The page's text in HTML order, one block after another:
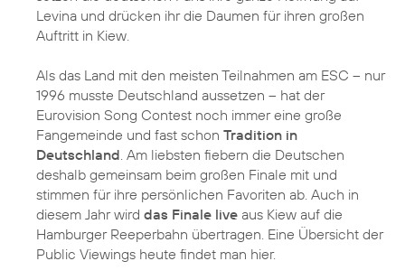
Levina und drücken ihr die Daumen für ihren großen
Auftritt in Kiew.
Als das Land mit den meisten Teilnahmen am ESC – nur
1996 musste Deutschland aussetzen – hat der
Eurovision Song Contest noch immer eine große
Fangemeinde und fast schon Tradition in
Deutschland. Am liebsten fiebern die Deutschen
deshalb gemeinsam beim großen Finale mit und
stimmen für ihre persönlichen Favoriten ab. Auch in
diesem Jahr wird das Finale live aus Kiew auf die
Hamburger Reeperbahn übertragen. Eine Übersicht der
Public Viewings heute findet man hier.